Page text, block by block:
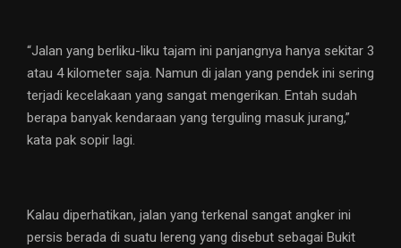
“Jalan yang berliku-liku tajam ini panjangnya hanya sekitar 3
atau 4 kilometer saja. Namun di jalan yang pendek ini sering
terjadi kecelakaan yang sangat mengerikan. Entah sudah
berapa banyak kendaraan yang terguling masuk jurang,”
kata pak sopir lagi.
Kalau diperhatikan, jalan yang terkenal sangat angker ini
persis berada di suatu lereng yang disebut sebagai Bukit